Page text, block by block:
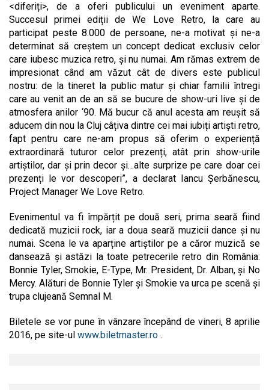
<diferiți>, de a oferi publicului un eveniment aparte.
Succesul primei ediții de We Love Retro, la care au
participat peste 8.000 de persoane, ne-a motivat și ne-a
determinat să creștem un concept dedicat exclusiv celor
care iubesc muzica retro, și nu numai. Am rămas extrem de
impresionat când am văzut cât de divers este publicul
nostru: de la tineret la public matur și chiar familii întregi
care au venit an de an să se bucure de show-uri live și de
atmosfera anilor ‘90. Mă bucur că anul acesta am reușit să
aducem din nou la Cluj câțiva dintre cei mai iubiți artiști retro,
fapt pentru care ne-am propus să oferim o experiență
extraordinară tuturor celor prezenți, atât prin show-urile
artiștilor, dar și prin decor și…alte surprize pe care doar cei
prezenți le vor descoperi”, a declarat Iancu Șerbănescu,
Project Manager We Love Retro.
Evenimentul va fi împărțit pe două seri, prima seară fiind
dedicată muzicii rock, iar a doua seară muzicii dance și nu
numai. Scena le va aparține artiștilor pe a căror muzică se
dansează și astăzi la toate petrecerile retro din România:
Bonnie Tyler, Smokie, E-Type, Mr. President, Dr. Alban, și No
Mercy. Alături de Bonnie Tyler și Smokie va urca pe scenă și
trupa clujeană Semnal M.
Biletele se vor pune în vânzare începând de vineri, 8 aprilie
2016, pe site-ul www.biletmaster.ro .